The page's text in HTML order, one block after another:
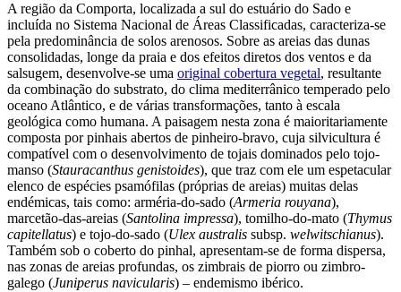
A região da Comporta, localizada a sul do estuário do Sado e
incluída no Sistema Nacional de Áreas Classificadas, caracteriza-se
pela predominância de solos arenosos. Sobre as areias das dunas
consolidadas, longe da praia e dos efeitos diretos dos ventos e da
salsugem, desenvolve-se uma original cobertura vegetal, resultante
da combinação do substrato, do clima mediterrânico temperado pelo
oceano Atlântico, e de várias transformações, tanto à escala
geológica como humana. A paisagem nesta zona é maioritariamente
composta por pinhais abertos de pinheiro-bravo, cuja silvicultura é
compatível com o desenvolvimento de tojais dominados pelo tojo-
manso (Stauracanthus genistoides), que traz com ele um espetacular
elenco de espécies psamófilas (próprias de areias) muitas delas
endémicas, tais como: arméria-do-sado (Armeria rouyana),
marcetão-das-areias (Santolina impressa), tomilho-do-mato (Thymus
capitellatus) e tojo-do-sado (Ulex australis subsp. welwitschianus).
Também sob o coberto do pinhal, apresentam-se de forma dispersa,
nas zonas de areias profundas, os zimbrais de piorro ou zimbro-
galego (Juniperus navicularis) – endemismo ibérico.